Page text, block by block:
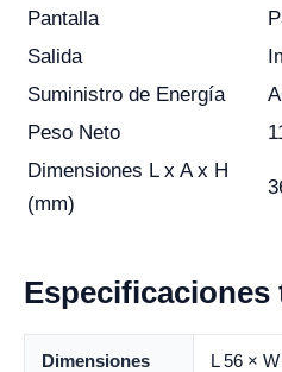
Pantalla
Salida
Suministro de Energía
Peso Neto
Dimensiones L x A x H
(mm)
Especificaciones
Dimensiones L 56 ×